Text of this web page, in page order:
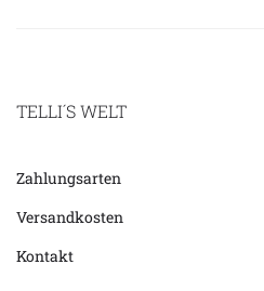
TELLI´S WELT
Zahlungsarten
Versandkosten
Kontakt